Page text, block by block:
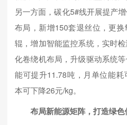
另一方面，碳化5#线开展提产
布局，新增150套退丝位，更
辊，增加智能监控系统，实时
化卷绕机布局，升级驱动系统
能可提升11.78吨，月单位能
本可下降26元/kg。
布局新能源矩阵，打造绿